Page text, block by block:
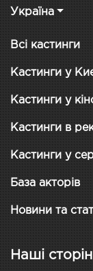
Україна
Всі кастинги
Кастинги у
Кастинги у
Кастинги в
Кастинги у
База акторів
Новини та
Наші